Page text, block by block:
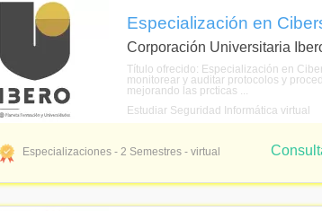
Especialización en
Corporación Universitaria
Título ofrecido: Especialización en
monitorear y auditar protocolos y
mejorando las prcticas ...
Estudiar Seguridad Informática virtual
Especializaciones - 2 Semestres - virtual